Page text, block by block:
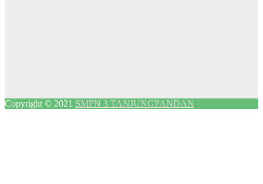
Copyright © 2021 SMPN 3 TANJUNGPANDAN